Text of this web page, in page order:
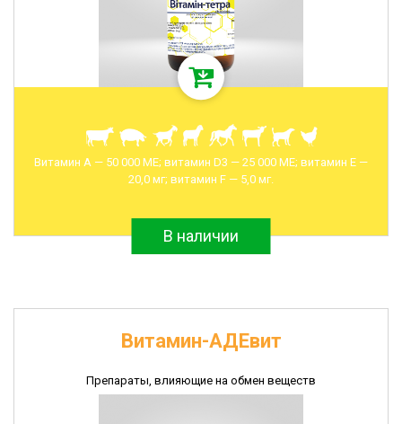
Витамин А — 50 000 МЕ; витамин D3 — 25 000 МЕ; витамин Е —
20,0 мг; витамин F — 5,0 мг.
В наличии
Витамин-АДЕвит
Препараты, влияющие на обмен веществ